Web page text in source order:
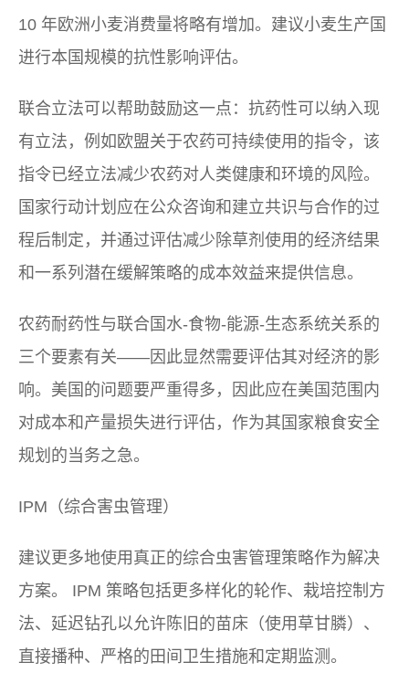
10 年欧洲小麦消费量将略有增加。建议小麦生产国
进行本国规模的抗性影响评估。
联合立法可以帮助鼓励这一点：抗药性可以纳入现
有立法，例如欧盟关于农药可持续使用的指令，该
指令已经立法减少农药对人类健康和环境的风险。
国家行动计划应在公众咨询和建立共识与合作的过
程后制定，并通过评估减少除草剂使用的经济结果
和一系列潜在缓解策略的成本效益来提供信息。
农药耐药性与联合国水-食物-能源-生态系统关系的
三个要素有关——因此显然需要评估其对经济的影
响。美国的问题要严重得多，因此应在美国范围内
对成本和产量损失进行评估，作为其国家粮食安全
规划的当务之急。
IPM（综合害虫管理）
建议更多地使用真正的综合虫害管理策略作为解决
方案。 IPM 策略包括更多样化的轮作、栽培控制方
法、延迟钻孔以允许陈旧的苗床（使用草甘膦）、
直接播种、严格的田间卫生措施和定期监测。